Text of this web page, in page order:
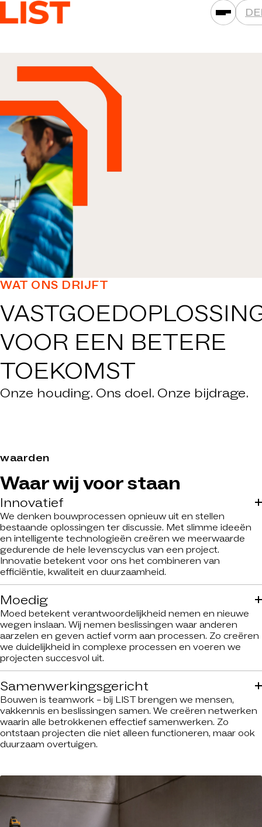
DE
PRESTATIES
ASSETKLASSEN
PROJECTEN
NIEUWS
MAATSCHAPPIJEN
DAT IS LIST
WAT ONS DRIJFT
VOOR EEN BETERE
TOEKOMST
Onze houding. Ons doel. Onze bijdrage.
waarden
Waar wij voor staan
Innovatief
We denken bouwprocessen opnieuw uit en stellen
bestaande oplossingen ter discussie. Met slimme ideeën
en intelligente technologieën creëren we meerwaarde
gedurende de hele levenscyclus van een project.
Innovatie betekent voor ons het combineren van
efficiëntie, kwaliteit en duurzaamheid.
Moedig
Moed betekent verantwoordelijkheid nemen en nieuwe
wegen inslaan. Wij nemen beslissingen waar anderen
aarzelen en geven actief vorm aan processen. Zo creëren
we duidelijkheid in complexe processen en voeren we
projecten succesvol uit.
Samenwerkingsgericht
Bouwen is teamwork – bij LIST brengen we mensen,
vakkennis en beslissingen samen. We creëren netwerken
waarin alle betrokkenen effectief samenwerken. Zo
ontstaan projecten die niet alleen functioneren, maar ook
duurzaam overtuigen.